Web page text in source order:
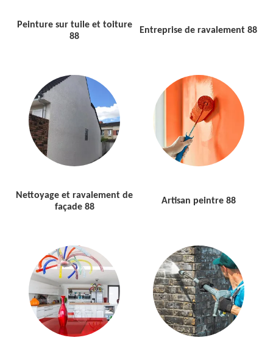
Peinture sur tuile et toiture
88
Entreprise de ravalement 88
Nettoyage et ravalement de
façade 88
Artisan peintre 88